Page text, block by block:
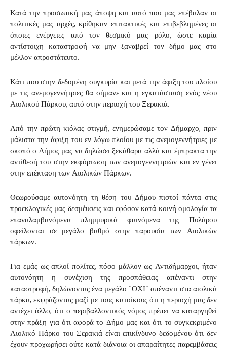
Κατά την προσωπική μας άποψη και αυτό που μας επέβαλαν οι
πολιτικές μας αρχές, κρίθηκαν επιτακτικές και επιβεβλημένες οι
όποιες ενέργειες από τον θεσμικό μας ρόλο, ώστε καμία
αντίστοιχη καταστροφή να μην ξαναβρεί τον δήμο μας στο
μέλλον απροστάτευτο.
Κάτι που στην δεδομένη συγκυρία και μετά την άφιξη του πλοίου
με τις ανεμογεννήτριες θα σήμανε και η εγκατάσταση ενός νέου
Αιολικού Πάρκου, αυτό στην περιοχή του Ξερακιά.
Από την πρώτη κιόλας στιγμή, ενημερώσαμε τον Δήμαρχο, πριν
μάλιστα την άφιξη του εν λόγω πλοίου με τις ανεμογεννήτριες με
σκοπό ο Δήμος μας να δηλώσει ξεκάθαρα αλλά και έμπρακτα την
αντίθεσή του στην εκφόρτωση των ανεμογεννητριών και εν γένει
στην επέκταση των Αιολικών Πάρκων.
Θεωρούσαμε αυτονόητη τη θέση του Δήμου πιστοί πάντα στις
προεκλογικές μας δεσμέυσεις και εφόσον κατά κοινή ομολογία τα
επαναλαμβανόμενα πλημμυρικά φαινόμενα της Πυλάρου
οφείλονται σε μεγάλο βαθμό στην παρουσία των Αιολικών
πάρκων.
Για εμάς ως απλοί πολίτες, πόσο μάλλον ως Αντιδήμαρχοι, ήταν
αυτονόητη η συνέχιση της προσπάθειας απέναντι στην
καταστροφή, δηλώνοντας ένα μεγάλο “ΟΧΙ” απέναντι στα αιολικά
πάρκα, εκφράζοντας μαζί με τους κατοίκους ότι η περιοχή μας δεν
αντέχει άλλο, ότι ο περιβαλλοντικός νόμος πρέπει να καταργηθεί
στην πράξη για ότι αφορά το Δήμο μας και ότι το συγκεκριμένο
Αιολικό Πάρκο του Ξερακιά είναι επικίνδυνο δεδομένου ότι δεν
έχουν προχωρήσει ούτε κατά διάνοια οι απαραίτητες παρεμβάσεις